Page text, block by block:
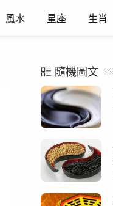
風水 星座 生肖
隨機圖文